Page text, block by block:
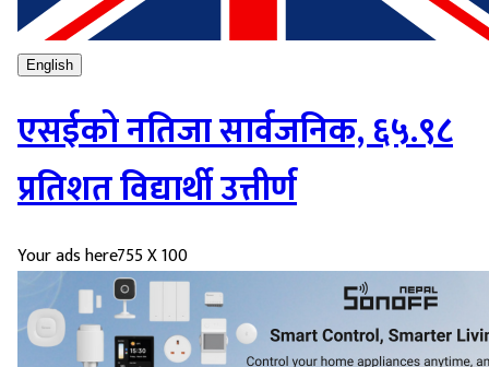
English
एसईको नतिजा सार्वजनिक, ६५.९८
प्रतिशत विद्यार्थी उत्तीर्ण
Your ads here755 X 100